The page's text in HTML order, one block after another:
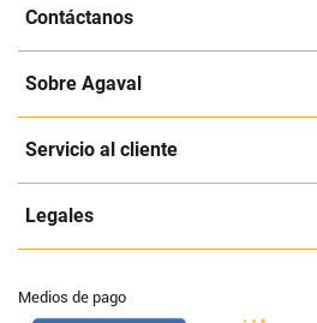
Contáctanos
Sobre Agaval
Servicio al cliente
Legales
Medios de pago